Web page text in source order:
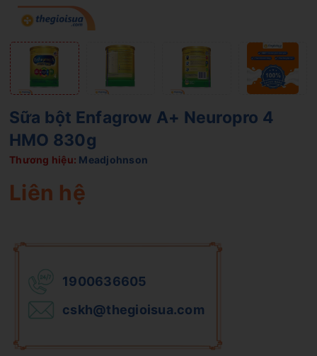
Sữa bột Enfagrow A+ Neuropro 4
HMO 830g
Thương hiệu: Meadjohnson
Liên hệ
1900636605
cskh@thegioisua.com